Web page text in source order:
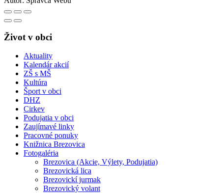
Život v obci
Aktuality
Kalendár akcií
ZŠ s MŠ
Kultúra
Šport v obci
DHZ
Cirkev
Podujatia v obci
Zaujímavé linky
Pracovné ponuky
Knižnica Brezovica
Fotogaléria
Brezovica (Akcie, Výlety, Podujatia)
Brezovická lica
Brezovickí jurmak
Brezovický volant